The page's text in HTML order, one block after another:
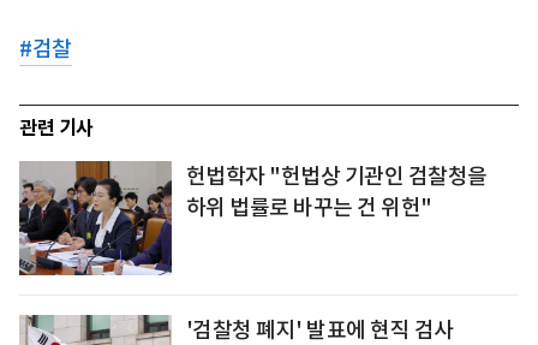
#검찰
관련 기사
헌법학자 "헌법상 기관인 검찰청을
하위 법률로 바꾸는 건 위헌"
'검찰청 폐지' 발표에 현직 검사